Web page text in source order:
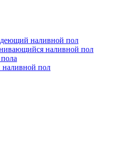
наливной пол
наливной пол
пол